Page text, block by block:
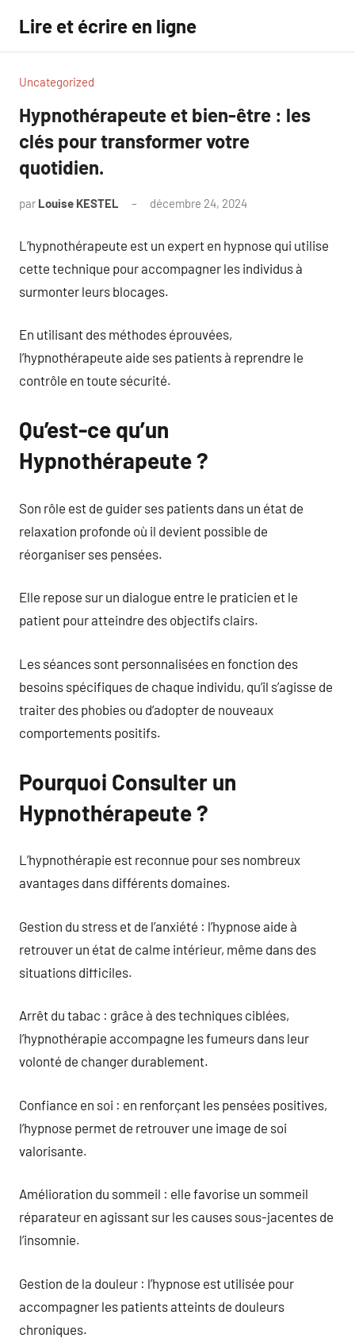
contenu
Lire et écrire en ligne
Uncategorized
Hypnothérapeute et bien-être : les
clés pour transformer votre
quotidien.
par Louise KESTEL décembre 24, 2024
L’hypnothérapeute est un expert en hypnose qui utilise
cette technique pour accompagner les individus à
surmonter leurs blocages.
En utilisant des méthodes éprouvées,
l’hypnothérapeute aide ses patients à reprendre le
contrôle en toute sécurité.
Qu’est-ce qu’un
Hypnothérapeute ?
Son rôle est de guider ses patients dans un état de
relaxation profonde où il devient possible de
réorganiser ses pensées.
Elle repose sur un dialogue entre le praticien et le
patient pour atteindre des objectifs clairs.
Les séances sont personnalisées en fonction des
besoins spécifiques de chaque individu, qu’il s’agisse de
traiter des phobies ou d’adopter de nouveaux
comportements positifs.
Pourquoi Consulter un
Hypnothérapeute ?
L’hypnothérapie est reconnue pour ses nombreux
avantages dans différents domaines.
Gestion du stress et de l’anxiété : l’hypnose aide à
retrouver un état de calme intérieur, même dans des
situations difficiles.
Arrêt du tabac : grâce à des techniques ciblées,
l’hypnothérapie accompagne les fumeurs dans leur
volonté de changer durablement.
Confiance en soi : en renforçant les pensées positives,
l’hypnose permet de retrouver une image de soi
valorisante.
Amélioration du sommeil : elle favorise un sommeil
réparateur en agissant sur les causes sous-jacentes de
l’insomnie.
Gestion de la douleur : l’hypnose est utilisée pour
accompagner les patients atteints de douleurs
chroniques.